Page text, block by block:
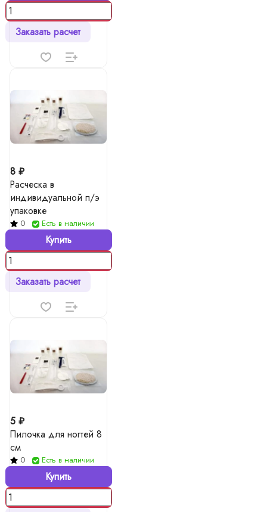
Заказать расчет
8 ₽
Расческа в
индивидуальной п/э
упаковке
0 Есть в наличии
Купить
Заказать расчет
5 ₽
Пилочка для ногтей 8
см
0 Есть в наличии
Купить